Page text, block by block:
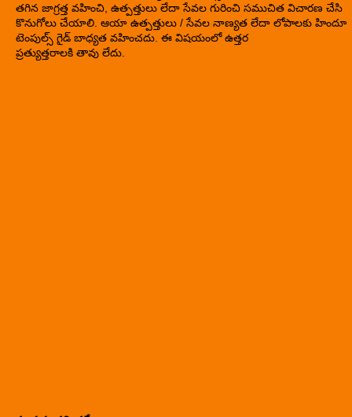
తగిన జాగ్రత్త వహించి, ఉత్పత్తులు లేదా సేవల గురించి సముచిత విచారణ చేసి
కొనుగోలు చేయాలి. ఆయా ఉత్పత్తులు / సేవల నాణ్యత లేదా లోపాలకు హిందూ
టెంపుల్స్ గైడ్ బాధ్యత వహించదు. ఈ విషయంలో ఉత్తర
ప్రత్యుత్తరాలకి తావు లేదు.